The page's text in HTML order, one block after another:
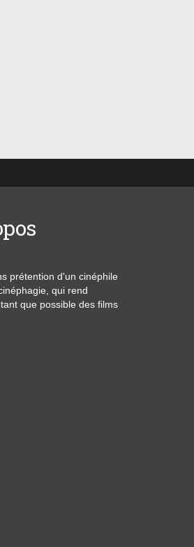
prétention d'un cinéphile
qui rend
que possible des films